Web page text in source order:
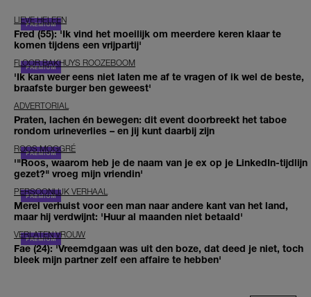
LIEVE HELEEN
Fred (55): 'Ik vind het moeilijk om meerdere keren klaar te
komen tijdens een vrijpartij'
FLOOR BAKHUYS ROOZEBOOM
'Ik kan weer eens niet laten me af te vragen of ik wel de beste,
braafste burger ben geweest'
ADVERTORIAL
Praten, lachen én bewegen: dit event doorbreekt het taboe
rondom urineverlies – en jij kunt daarbij zijn
ROOS MOGGRÉ
'"Roos, waarom heb je de naam van je ex op je LinkedIn-tijdlijn
gezet?" vroeg mijn vriendin'
PERSOONLIJK VERHAAL
Merel verhuist voor een man naar andere kant van het land,
maar hij verdwijnt: 'Huur al maanden niet betaald'
VERLATEN VROUW
Fae (24): 'Vreemdgaan was uit den boze, dat deed je niet, toch
bleek mijn partner zelf een affaire te hebben'